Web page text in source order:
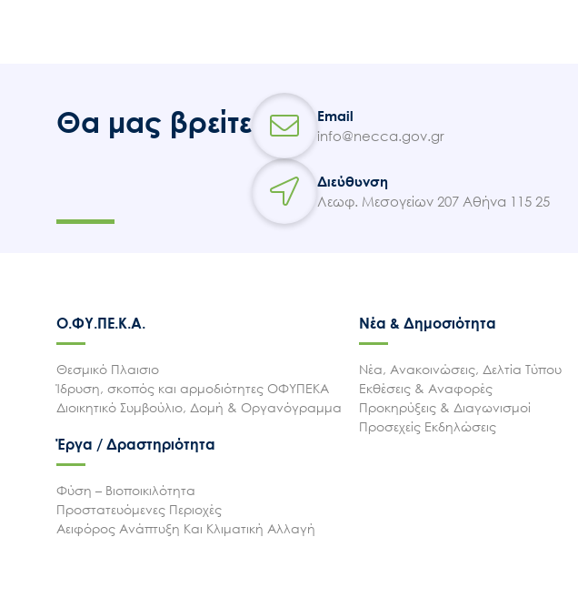
Θα μας βρείτε
Email
info@necca.gov.gr
Διεύθυνση
Λεωφ. Μεσογείων 207 Αθήνα 115 25
Ο.ΦΥ.ΠΕ.Κ.Α.
Θεσμικό Πλαισιο
Ίδρυση, σκοπός και αρμοδιότητες ΟΦΥΠΕΚΑ
Διοικητικό Συμβούλιο, Δομή & Οργανόγραμμα
Νέα & Δημοσιότητα
Νέα, Ανακοινώσεις, Δελτία Τύπου
Εκθέσεις & Αναφορές
Προκηρύξεις & Διαγωνισμοί
Προσεχείς Εκδηλώσεις
Έργα / Δραστηριότητα
Φύση – Βιοποικιλότητα
Προστατευόμενες Περιοχές
Αειφόρος Ανάπτυξη Και Κλιματική Αλλαγή